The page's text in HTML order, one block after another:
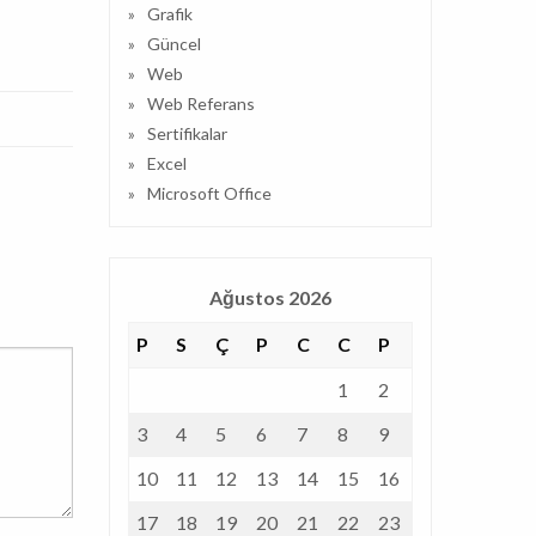
Grafik
Güncel
Web
Web Referans
Sertifikalar
Excel
Microsoft Office
Ağustos 2026
P S Ç P C C
P
1
2
3
4 5 6 7 8
9
10
11 12 13 14 15
16
17
18 19 20 21 22 23